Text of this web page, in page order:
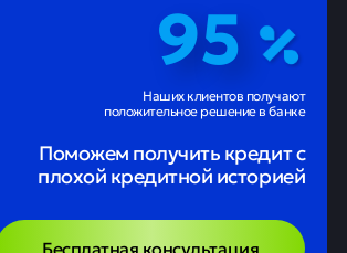
95
Наших клиентов получают
положительное решение в банке
Поможем получить кредит с
плохой кредитной историей